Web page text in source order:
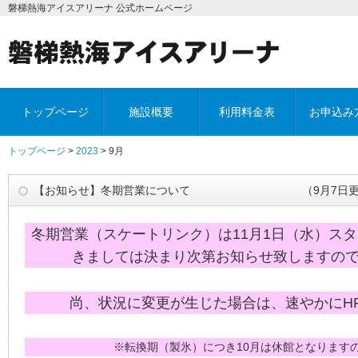
磐梯熱海アイスアリーナ 公式ホームページ
トップページ 施設概要 利用料金表 お申込み
トップページ > 2023 > 9月
【お知らせ】冬期営業について （9月7日更
冬期営業（スケートリンク）は11月1日（水）ス
きましては決まり次第お知らせ致しますの
尚、状況に変更が生じた場合は、速やかに
※転換期（製氷）につき10月は休館となります